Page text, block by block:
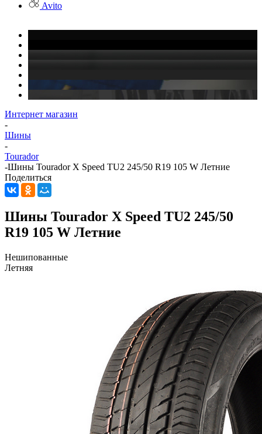
Avito
Интернет магазин
-
Шины
-
Tourador
-Шины Tourador X Speed TU2 245/50 R19 105 W Летние
Поделиться
Шины Tourador X Speed TU2 245/50
R19 105 W Летние
Нешипованные
Летняя